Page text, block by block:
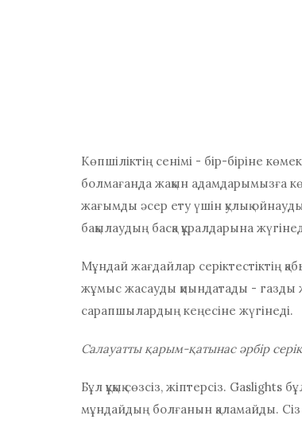
Көпшіліктің сенімі - бір-біріне
болмағанда жақын адамдарымызға
жағымды әсер ету үшін қулық
бақылаудың басқа құралдарына
Мұндай жағдайлар серіктестіктің
жұмыс жасауды қиындатады - газды
сарапшылардың кеңесіне жүгінеді.
Салауатты қарым-қатынас әрбір
Бұл құқық сөзсіз, жіптерсіз. Gaslights
мұндайдың болғанын қаламайды.